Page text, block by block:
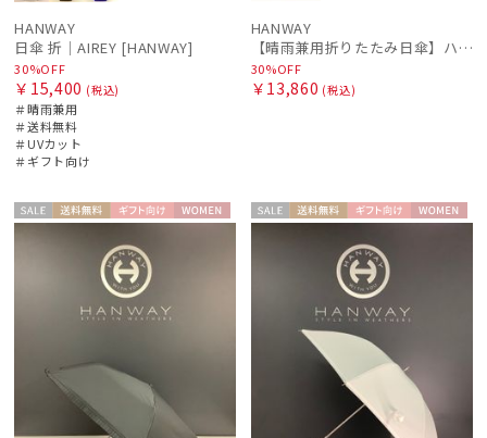
ウラワザ
傘機能
価格・割引率
在庫表示
HANWAY
日傘 折｜AIREY [HANWAY]
30%OFF
￥15,400 (税込)
＃晴雨兼用
＃送料無料
＃UVカット
＃ギフト向け
HANWAY
【晴雨兼用折りたたみ日傘】ハンウェイ (HANWAY) Dignified -凛とした- 雨の日OK 軽量 一級遮光 遮熱 UV 晴雨兼用暑さ対策、紫外線対策、親骨：～50cm
30%OFF
￥13,860 (税込)
セー 送料無 ギフト
向け
WOME
セー 送料無 ギフト
向け
WOME